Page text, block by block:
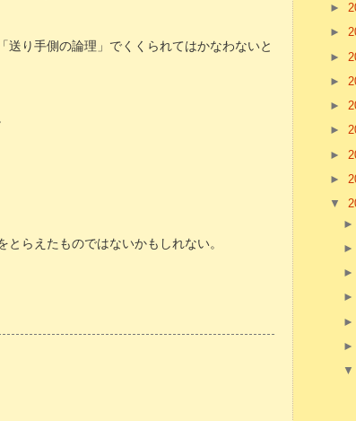
送り手側の論理」でくくられてはかなわないと
らえたものではないかもしれない。
►
►
►
►
►
►
►
►
▼
►
►
►